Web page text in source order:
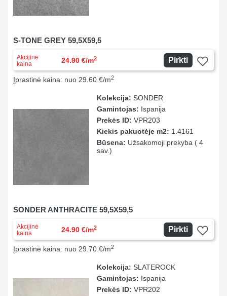
S-TONE GREY 59,5X59,5
Akcijinė
kaina
24.90 €/m2 Pirkti
Įprastinė kaina: nuo 29.60 €/m2
Kolekcija: SONDER
Gamintojas: Ispanija
Prekės ID: VPR203
Kiekis pakuotėje m2: 1.4161
Būsena: Užsakomoji prekyba ( 4
sav.)
SONDER ANTHRACITE 59,5X59,5
Akcijinė
kaina
24.90 €/m2 Pirkti
Įprastinė kaina: nuo 29.70 €/m2
Kolekcija: SLATEROCK
Gamintojas: Ispanija
Prekės ID: VPR202